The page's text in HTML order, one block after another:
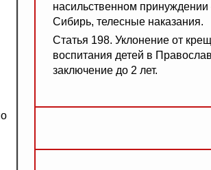
насильственном
Сибирь, телесные наказания.
Статья 198. Уклонение от
воспитания детей в
заключение до 2 лет.